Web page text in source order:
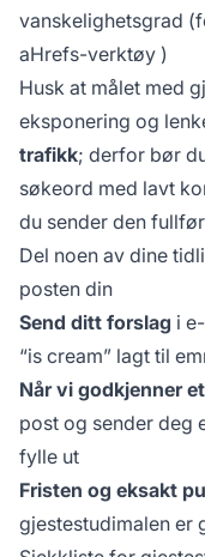
vanskelighetsgrad
aHrefs-verktøy )
Husk at målet med
eksponering og
trafikk; derfor bør
søkeord med lavt
du sender den
Del noen av dine
posten din
Send ditt forslag i
“is cream” lagt til
Når vi godkjenner
post og sender deg
fylle ut
Fristen og eksakt
gjestestudimalen er